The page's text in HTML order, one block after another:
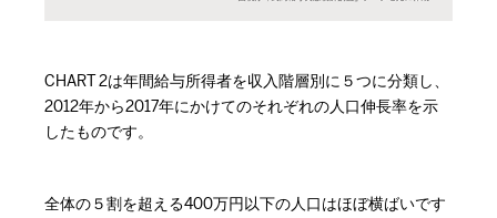
CHART 2は年間給与所得者を収入階層別に５つに分類し、
2012年から2017年にかけてのそれぞれの人口伸長率を示
したものです。
全体の５割を超える400万円以下の人口はほぼ横ばいです